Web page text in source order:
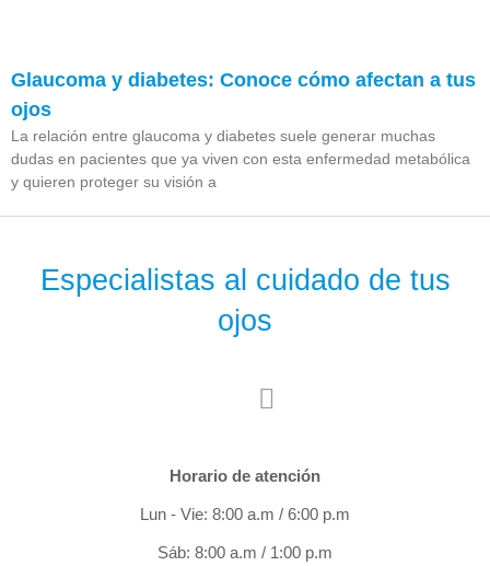
Glaucoma y diabetes: Conoce cómo afectan a tus
ojos
La relación entre glaucoma y diabetes suele generar muchas
dudas en pacientes que ya viven con esta enfermedad metabólica
y quieren proteger su visión a
Especialistas al cuidado de tus
ojos
Horario de atención
Lun - Vie: 8:00 a.m / 6:00 p.m
Sáb: 8:00 a.m / 1:00 p.m